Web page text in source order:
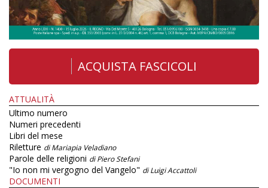
ACQUISTA FASCICOLI
ATTUALITÀ
Ultimo numero
Numeri precedenti
Libri del mese
Riletture di Mariapia Veladiano
Parole delle religioni di Piero Stefani
"Io non mi vergogno del Vangelo" di Luigi Accattoli
DOCUMENTI